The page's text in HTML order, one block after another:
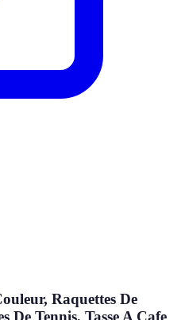
Raquettes De
De Tennis, Tasse A Cafe